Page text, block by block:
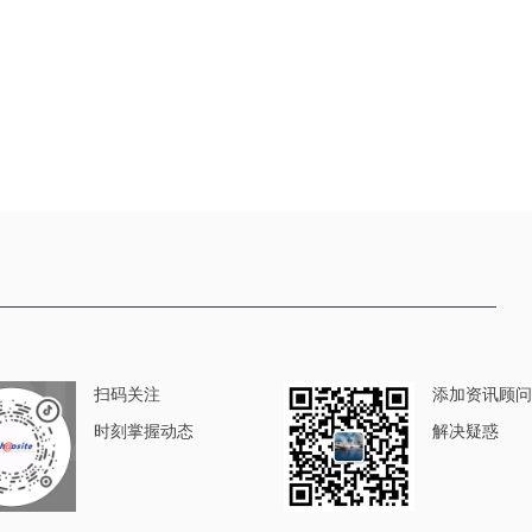
扫码关注
时刻掌握动态
添加资讯顾问
解决疑惑